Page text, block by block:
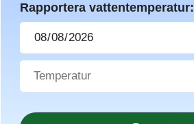
Rapportera vattentemperatur: